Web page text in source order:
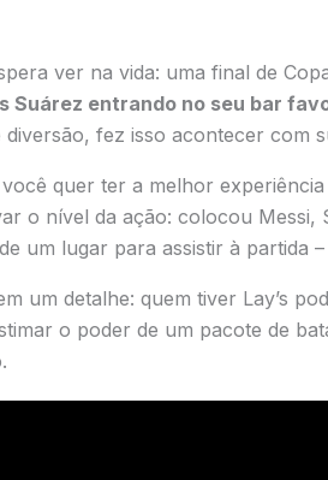
ver na vida: uma final de
Suárez entrando no seu bar
fez isso acontecer com
quer ter a melhor
o nível da ação: colocou
um lugar para assistir à partida –
um detalhe: quem tiver Lay’s
o poder de um pacote de